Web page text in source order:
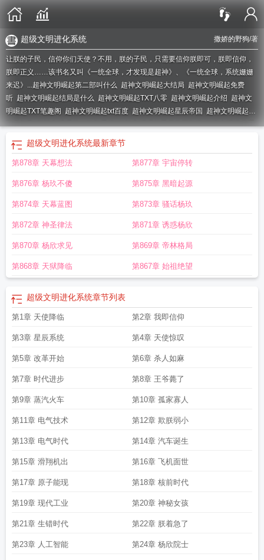
撒娇的野狗/著
超级文明进化系统
让朕的子民，信仰你们天使？不用，朕的子民，只需要信仰朕即可，朕即信仰，
朕即正义……该书名又叫《一统全球，才发现是超神》、《一统全球，系统姗姗
来迟》...超神文明崛起第二部叫什么 超神文明崛起大结局 超神文明崛起免费
听 超神文明崛起结局是什么 超神文明崛起TXT八零 超神文明崛起介绍 超神文
明崛起TXT笔趣阁 超神文明崛起txt百度 超神文明崛起星辰帝国 超神文明崛起
TXT免费超神文明崛起一口气看完超神文明崛起星辰帝国TXT超级文明进化系
超神文明崛起百度百科 超神文明崛起结局
起笔趣阁免费阅读
阅读超神文明崛起免费观看 超神文明崛起石头王朝超神文明崛起全本免费阅
书文明崛起破解版超神文明崛起 在番茄的名字叫什么超神文明崛起撒娇的野
狗超神文明崛起烂尾了吗 超神文明崛起 撒娇的野狗超神文明崛起TXT全本
吗超神文明崛起女主 超神文明崛起在哪里看
阅读无弹窗超神文明崛起为什么不更新了超神文明崛起txt
在线听超神文明崛起完整版 超神文明崛起杨羽超神文明崛起在线阅读
明崛起TXT资源超神文明崛起.txt超神文明崛起TXT精校超神文明崛起番外在线
阅读
超神文明崛起女主是谁超神级文明图片
超级文明进化系统最新章节
第878章 天幕想法 第877章 宇宙停转
第876章 杨玖不傻 第875章 黑暗起源
第874章 天幕蓝图 第873章 骚话杨玖
第872章 神圣律法 第871章 诱惑杨欣
第870章 杨欣求见 第869章 帝林格局
第868章 天狱降临 第867章 始祖绝望
超级文明进化系统章节列表
第1章 天使降临 第2章 我即信仰
第3章 星辰系统 第4章 天使惊叹
第5章 改革开始 第6章 杀人如麻
第7章 时代进步 第8章 王爷薨了
第9章 蒸汽火车 第10章 孤家寡人
第11章 电气技术 第12章 欺朕弱小
第13章 电气时代 第14章 汽车诞生
第15章 滑翔机出 第16章 飞机面世
第17章 原子能现 第18章 核前时代
第19章 现代工业 第20章 神秘女孩
第21章 生错时代 第22章 朕着急了
第23章 人工智能 第24章 杨欣院士